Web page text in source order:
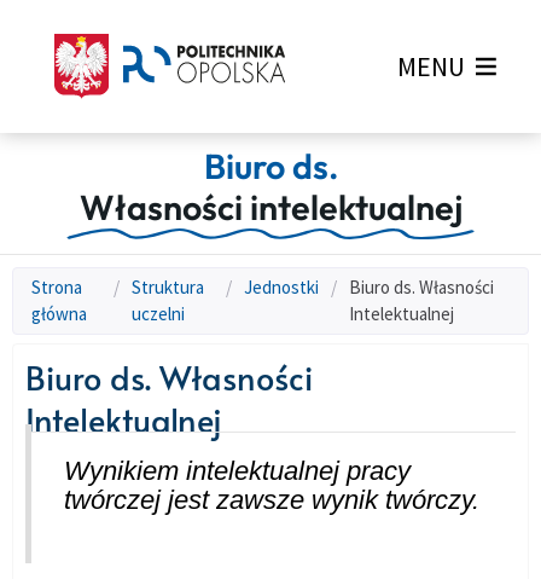
MENU
Biuro ds.
Własności intelektualnej
Strona
główna
/ Struktura
uczelni
/ Jednostki / Biuro ds. Własności
Intelektualnej
Biuro ds. Własności
Intelektualnej
Wynikiem intelektualnej pracy
twórczej jest zawsze wynik twórczy.